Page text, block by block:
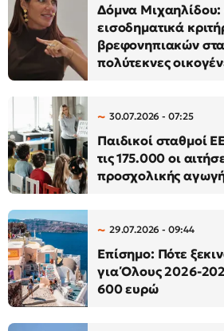
Δόμνα Μιχαηλίδου:
εισοδηματικά
βρεφονηπιακών
πολύτεκνες
30.07.2026 - 07:25
Παιδικοί σταθμοί
τις 175.000 οι
προσχολικής
29.07.2026 - 09:44
Επίσημο: Πότε
για Όλους 2026-
600 ευρώ